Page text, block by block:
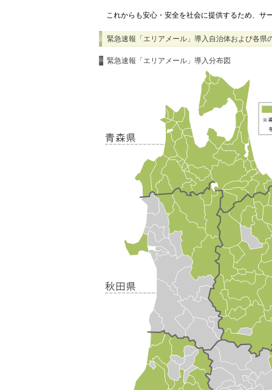
これからも安心・安全を社会に提供するため、サ
緊急速報「エリアメール」導入自治体および各県
緊急速報「エリアメール」導入分布図